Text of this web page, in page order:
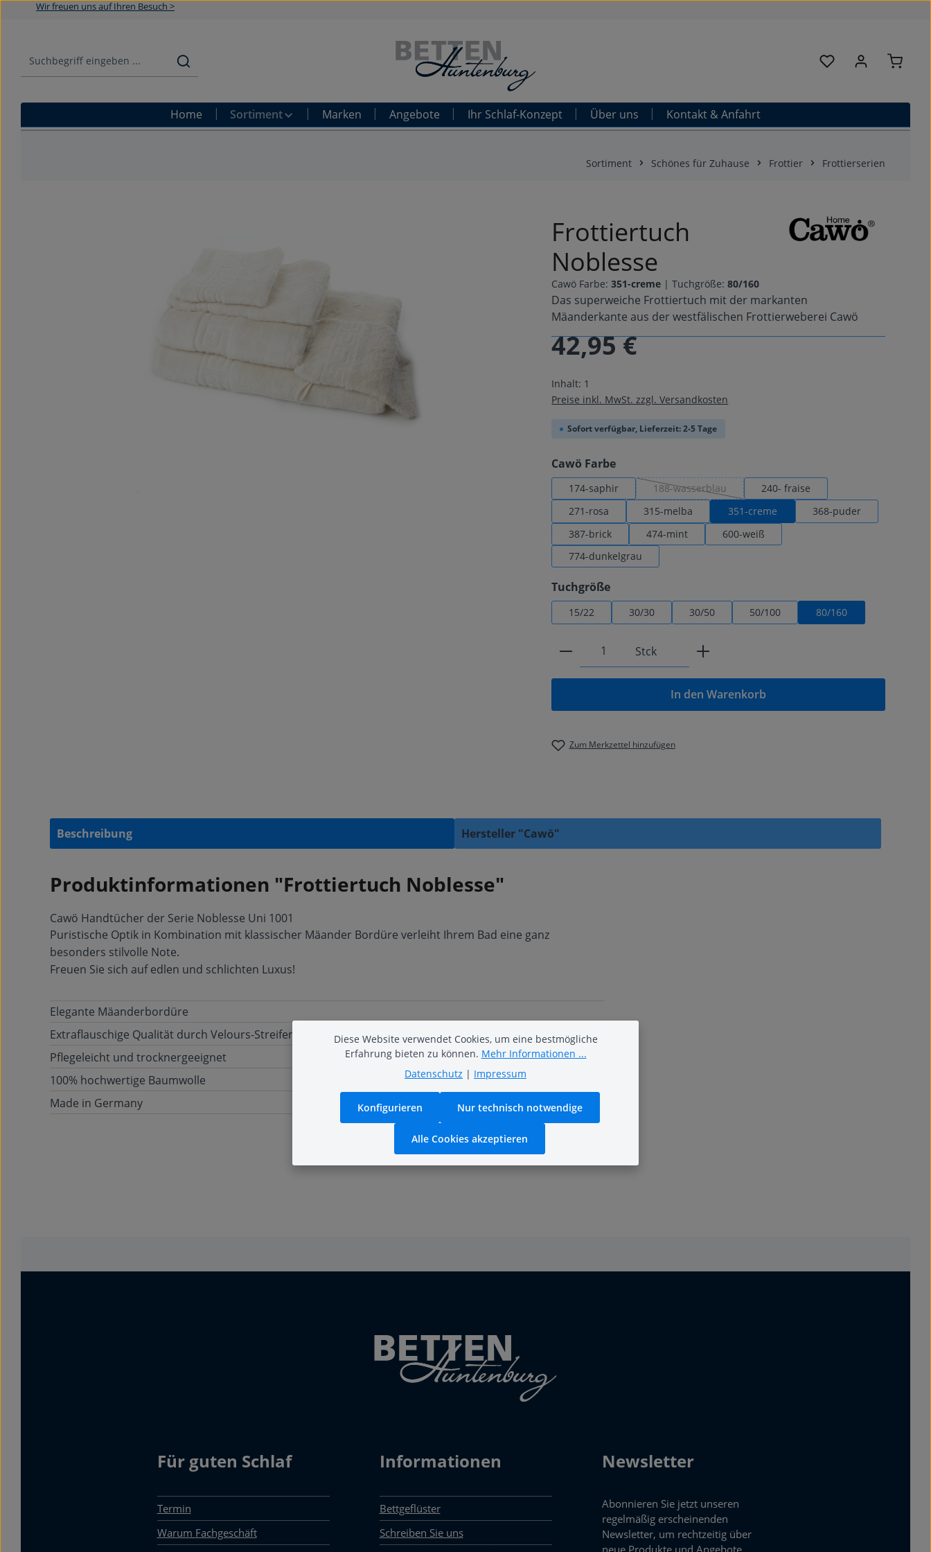
Zum Hauptinhalt springen
Zur Suche springen
Zur Hauptnavigation springen
Wir freuen uns auf Ihren Besuch >
Du hast 0 Produkte
Home Sortiment Marken Angebote Ihr Schlaf-Konzept Über uns Kontakt & Anfahrt
Sortiment Schönes für Zuhause Frottier Frottierserien
Frottiertuch
Noblesse
Cawö Farbe:351-creme | Tuchgröße:80/160
Das superweiche Frottiertuch mit der markanten
Mäanderkante aus der westfälischen Frottierweberei Cawö
Regulärer Preis:
42,95 €
Inhalt: 1
Preise inkl. MwSt. zzgl. Versandkosten
Sofort verfügbar, Lieferzeit: 2-5 Tage
Cawö Farbeauswählen
174-saphir 188-wasserblau
(Diese Option ist zurzeit nicht verfügbar.)
240- fraise
271-rosa
315-melba 351-creme
368-puder
387-brick
474-mint
600-weiß
774-dunkelgrau
Tuchgrößeauswählen
15/22 30/30 30/50 50/100 80/160
Produkt Anzahl: Gib den gewünschten Wert
Stck
In den Warenkorb
Zum Merkzettel hinzufügen
Beschreibung Hersteller "Cawö"
Produktinformationen "Frottiertuch Noblesse"
Cawö Handtücher der Serie Noblesse Uni 1001
Puristische Optik in Kombination mit klassischer Mäander Bordüre verleiht Ihrem Bad eine ganz
besonders stilvolle Note.
Freuen Sie sich auf edlen und schlichten Luxus!
Elegante Mäanderbordüre
Extraflauschige Qualität durch Velours-Streifen
Pflegeleicht und trocknergeeignet
100% hochwertige Baumwolle
Made in Germany
Für guten Schlaf
Termin
Warum Fachgeschäft
Informationen
Bettgeflüster
Schreiben Sie uns
Newsletter
Abonnieren Sie jetzt unseren
regelmäßig erscheinenden
Newsletter, um rechtzeitig über
neue Produkte und Angebote
Diese Website verwendet Cookies, um eine bestmögliche
Erfahrung bieten zu können. Mehr Informationen ...
Datenschutz | Impressum
Nur technisch notwendige
Konfigurieren
Alle Cookies akzeptieren